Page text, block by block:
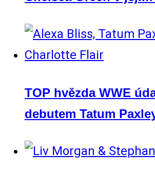
TOP hvězda WWE
debutem Tatum